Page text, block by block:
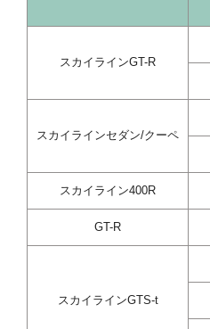
スカイラインGT-R
スカイラインセダン/クーペ
スカイライン400R
GT-R
スカイラインGTS-t